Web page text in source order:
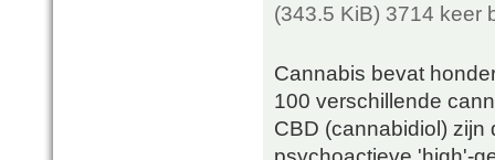
(343.5 KiB) 3714 keer
Cannabis bevat
100 verschillende
CBD (cannabidiol)